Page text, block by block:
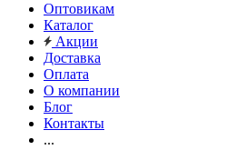
Оптовикам
Каталог
Акции
Доставка
Оплата
О компании
Блог
Контакты
...